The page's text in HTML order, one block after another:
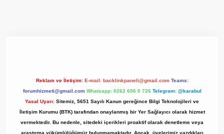
Reklam ve İletişim: E-mail: backlinkpaneli@gmail.com Teams:
forumhizmeti@gmail.com Whatsapp: 0262 606 0 726 Telegram: @karabul
Yasal Uyarı: Sitemiz, 5651 Sayılı Kanun gereğince Bilgi Teknolojileri ve
İletişim Kurumu (BTK) tarafından onaylanmış bir Yer Sağlayıcı olarak hizmet
vermektedir. Bu nedenle, sitedeki içerikleri proaktif olarak denetleme veya
araştırma yükümlülüğümüz bulunmamaktadır. Ancak, üyelerimiz yazdıkları